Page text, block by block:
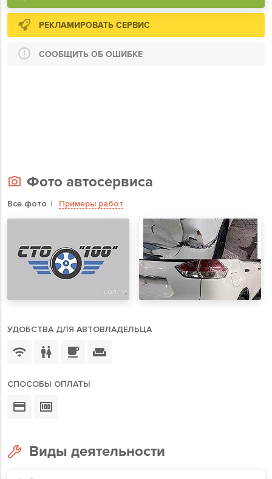
РЕКЛАМИРОВАТЬ СЕРВИС
СООБЩИТЬ ОБ ОШИБКЕ
Фото автосервиса
Все фото Примеры работ
УДОБСТВА ДЛЯ АВТОВЛАДЕЛЬЦА
СПОСОБЫ ОПЛАТЫ
Виды деятельности